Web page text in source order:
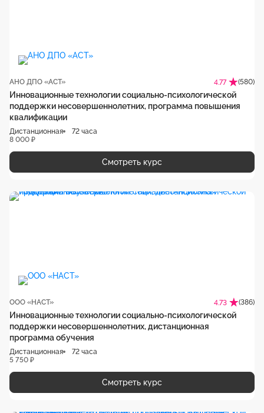
АНО ДПО «АСТ» 4.77 (580)
Инновационные технологии социально-психологической
поддержки несовершеннолетних, программа повышения
квалификации
Дистанционная
72 часа
8 000 ₽
Смотреть курс
ООО «НАСТ» 4.73 (386)
Инновационные технологии социально-психологической
поддержки несовершеннолетних, дистанционная
программа обучения
Дистанционная
72 часа
5 750 ₽
Смотреть курс